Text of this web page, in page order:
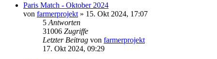
Paris Match - Oktober 2024
von farmerprojekt » 15. Okt 2024, 17:07
5 Antworten
31006 Zugriffe
Letzter Beitrag von farmerprojekt
17. Okt 2024, 09:29